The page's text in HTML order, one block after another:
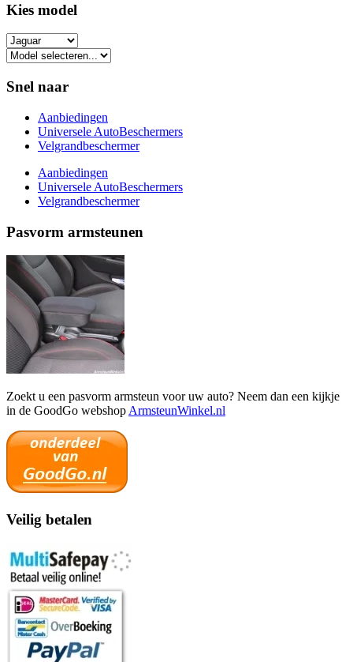
Kies model​
Snel naar
Aanbiedingen
Universele AutoBeschermers
Velgrandbeschermer
Aanbiedingen
Universele AutoBeschermers
Velgrandbeschermer
Pasvorm armsteunen
Zoekt u een pasvorm armsteun voor uw auto? Neem dan een kijkje
in de GoodGo webshop ArmsteunWinkel.nl
Veilig betalen